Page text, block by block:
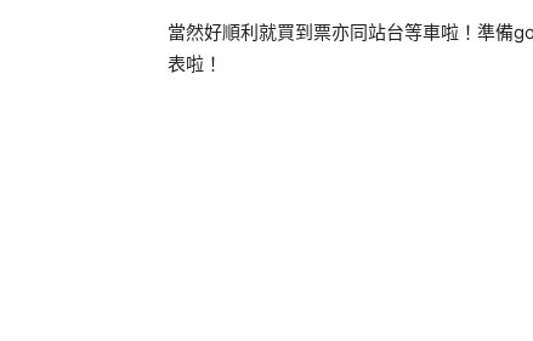
當然好順利就買到票亦同站台等車啦！準備
表啦！